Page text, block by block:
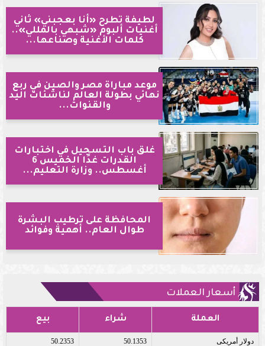
لطيفة تطرح «أنا بعجبني» ثاني
أغنيات ألبوم «شبهي بالمللي»..
كلمات الأغنية وصناعها...
موعد مباراة مصر والصين في ربع
نهائي بطولة العالم لناشئات اليد
والقنوات...
غلق باب التسجيل في اختبارات
القدرات غدًا الخميس 6
أغسطس.. وزارة التعليم...
المحافظة على ترطيب البشرة
طوال العام.. أهمية وفوائد
أسعار العملات
العملة شراء بيع
دولار أمريكى 50.1353
50.2353